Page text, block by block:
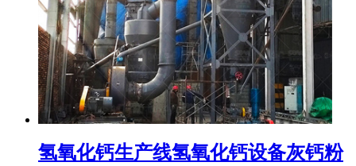
氢氧化钙生产线氢氧化钙设备灰钙粉